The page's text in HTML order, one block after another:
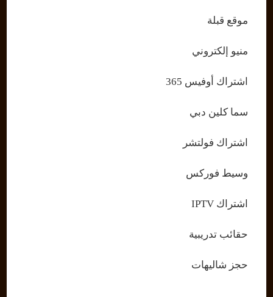
موقع قبلة
منيو إلكتروني
اشتراك أوفيس 365
سما كلين دبي
اشتراك فولتشر
وسيط فوركس
اشتراك IPTV
حقائب تدريبية
حجز شاليهات